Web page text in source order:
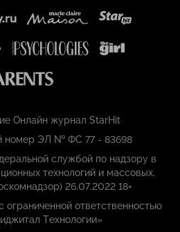
Онлайн журнал StarHit
номер ЭЛ № ФС 77 - 83698
службой по надзору в
технологий и массовых,
26.07.2022 18+
ответственностью
Технологии»